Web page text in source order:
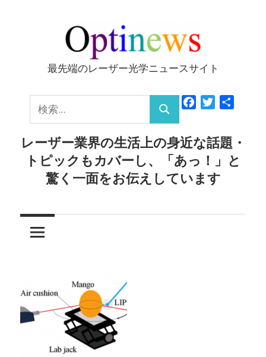
ッ
Optinews
最先端のレーザー光学ニュースサイト
索:
検
索
FacebookTwitter
レーザー業界の生活上の身近な話題・
トピックもカバーし、「あっ！」と
驚く一面をお伝えしています